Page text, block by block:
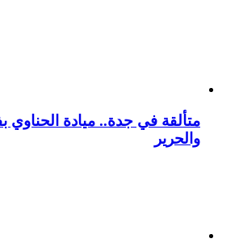
متألقة في جدة.. ميادة
والحرير